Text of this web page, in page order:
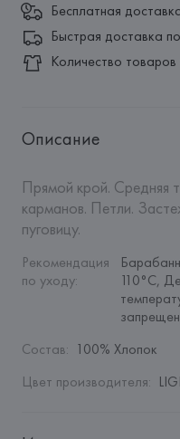
Бесплатная
Быстрая доставка
Количество
Описание
Прямой крой. Средняя
карманов. Петли.
пуговицу.
Рекомендация
по уходу:
110°C,
Состав: 100% Хлопок
Цвет производителя: